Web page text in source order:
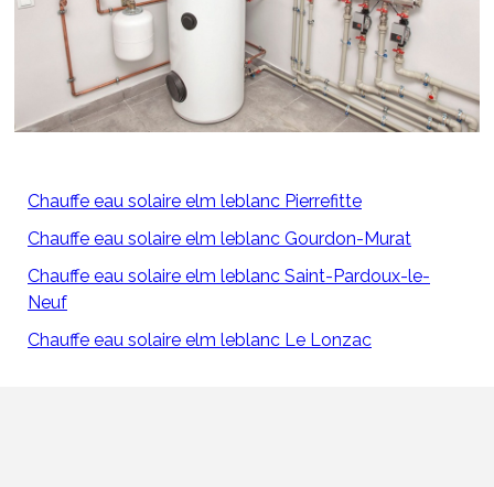
Chauffe eau solaire elm leblanc Pierrefitte
Chauffe eau solaire elm leblanc Gourdon-Murat
Chauffe eau solaire elm leblanc Saint-Pardoux-le-
Neuf
Chauffe eau solaire elm leblanc Le Lonzac